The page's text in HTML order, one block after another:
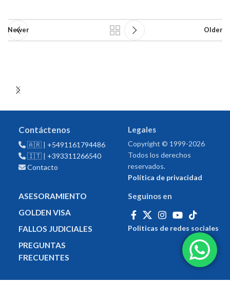
Newer Older
Suspendisse quam at
vestibulum
Contáctenos
🇦🇷 | +5491161794486
🇮🇹 | +393311266540
Contacto
Legales
Copyright © 1999-2026
Todos los derechos
reservados.
Política de privacidad
ASESORAMIENTO
GOLDEN VISA
FALLOS JUDICIALES
PREGUNTAS
FRECUENTES
Seguinos en
Politicas de redes sociales